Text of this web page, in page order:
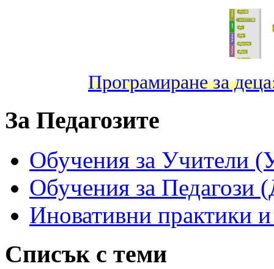
Програмиране за
За Педагозите
Обучения за Учители
Обучения за Педагози
Иновативни практики
Списък с теми